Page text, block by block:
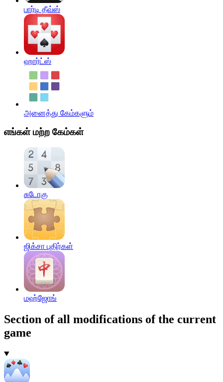
பார்டி தீவ்ஸ்
ஹார்ட்ஸ்
அனைத்து கேம்களும்
எங்கள் மற்ற கேம்கள்
சுடோகு
ஜிக்சா புதிர்கள்
மஹ்ஜோங்
Section of all modifications of the current
game